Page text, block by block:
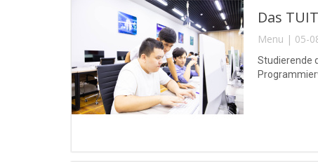
Das
Menu | 05-
Studierende